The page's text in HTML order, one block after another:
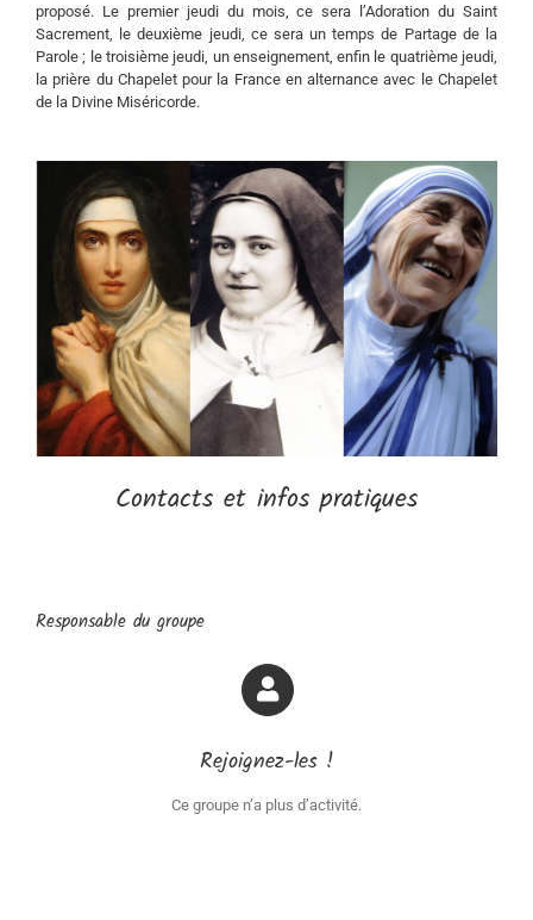
proposé. Le premier jeudi du mois, ce sera l’Adoration du Saint
Sacrement, le deuxième jeudi, ce sera un temps de Partage de la
Parole ; le troisième jeudi, un enseignement, enfin le quatrième jeudi,
la prière du Chapelet pour la France en alternance avec le Chapelet
de la Divine Miséricorde.
Contacts et infos pratiques
Responsable du groupe
Rejoignez-les !
Ce groupe n’a plus d’activité.